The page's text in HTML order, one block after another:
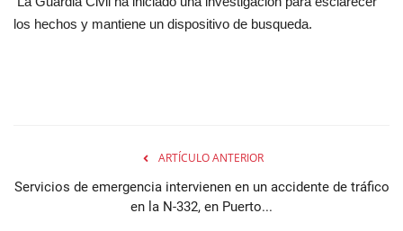
los hechos y mantiene un dispositivo de busqueda.
ARTÍCULO ANTERIOR
Servicios de emergencia intervienen en un accidente de tráfico
en la N-332, en Puerto...